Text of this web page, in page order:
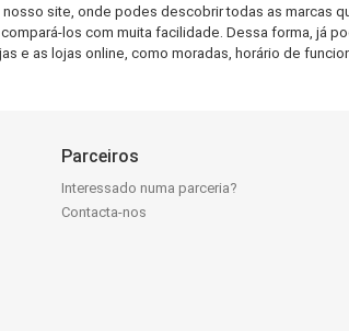
site, onde podes descobrir todas as marcas
los com muita facilidade. Dessa forma, já
e as lojas online, como moradas, horário de
Parceiros
Interessado numa parceria?
Contacta-nos